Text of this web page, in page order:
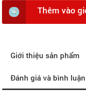
Thêm vào
Giới thiệu sản phẩm
Đánh giá và bình luận